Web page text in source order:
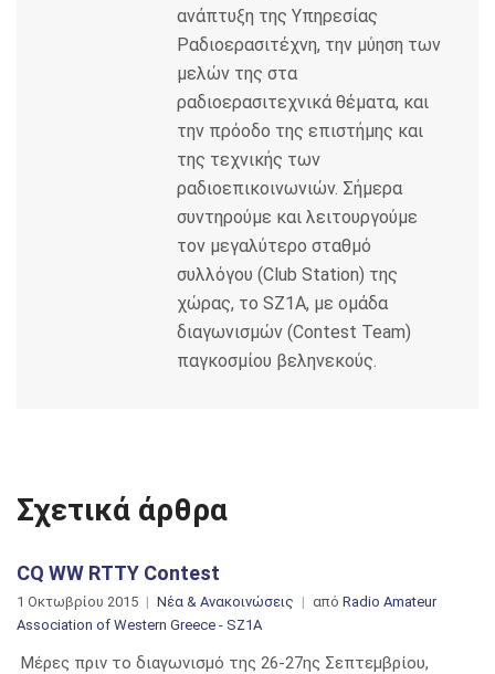
ανάπτυξη της Υπηρεσίας
Ραδιοερασιτέχνη, την μύηση των
μελών της στα
ραδιοερασιτεχνικά θέματα, και
την πρόοδο της επιστήμης και
της τεχνικής των
ραδιοεπικοινωνιών. Σήμερα
συντηρούμε και λειτουργούμε
τον μεγαλύτερο σταθμό
συλλόγου (Club Station) της
χώρας, το SZ1A, με ομάδα
διαγωνισμών (Contest Team)
παγκοσμίου βεληνεκούς.
Σχετικά άρθρα
CQ WW RTTY Contest
1 Οκτωβρίου 2015 Νέα & Ανακοινώσεις από Radio Amateur
Association of Western Greece - SZ1A
Μέρες πριν το διαγωνισμό της 26-27ης Σεπτεμβρίου,